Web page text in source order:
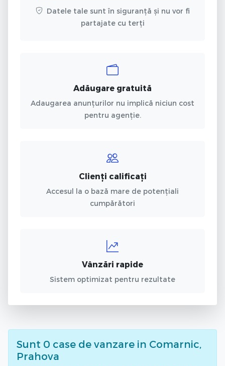
Datele tale sunt în siguranță și nu vor fi
partajate cu terți
Adăugare gratuită
Adaugarea anunțurilor nu implică niciun cost
pentru agenție.
Clienți calificați
Accesul la o bază mare de potențiali
cumpărători
Vânzări rapide
Sistem optimizat pentru rezultate
Sunt 0 case de vanzare in Comarnic,
Prahova